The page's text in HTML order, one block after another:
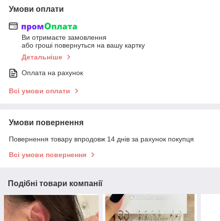
Умови оплати
Ви отримаєте замовлення
або гроші повернуться на вашу картку
Детальніше
Оплата на рахунок
Всі умови оплати
Умови повернення
Повернення товару впродовж 14 днів за рахунок покупця
Всі умови повернення
Подібні товари компанії